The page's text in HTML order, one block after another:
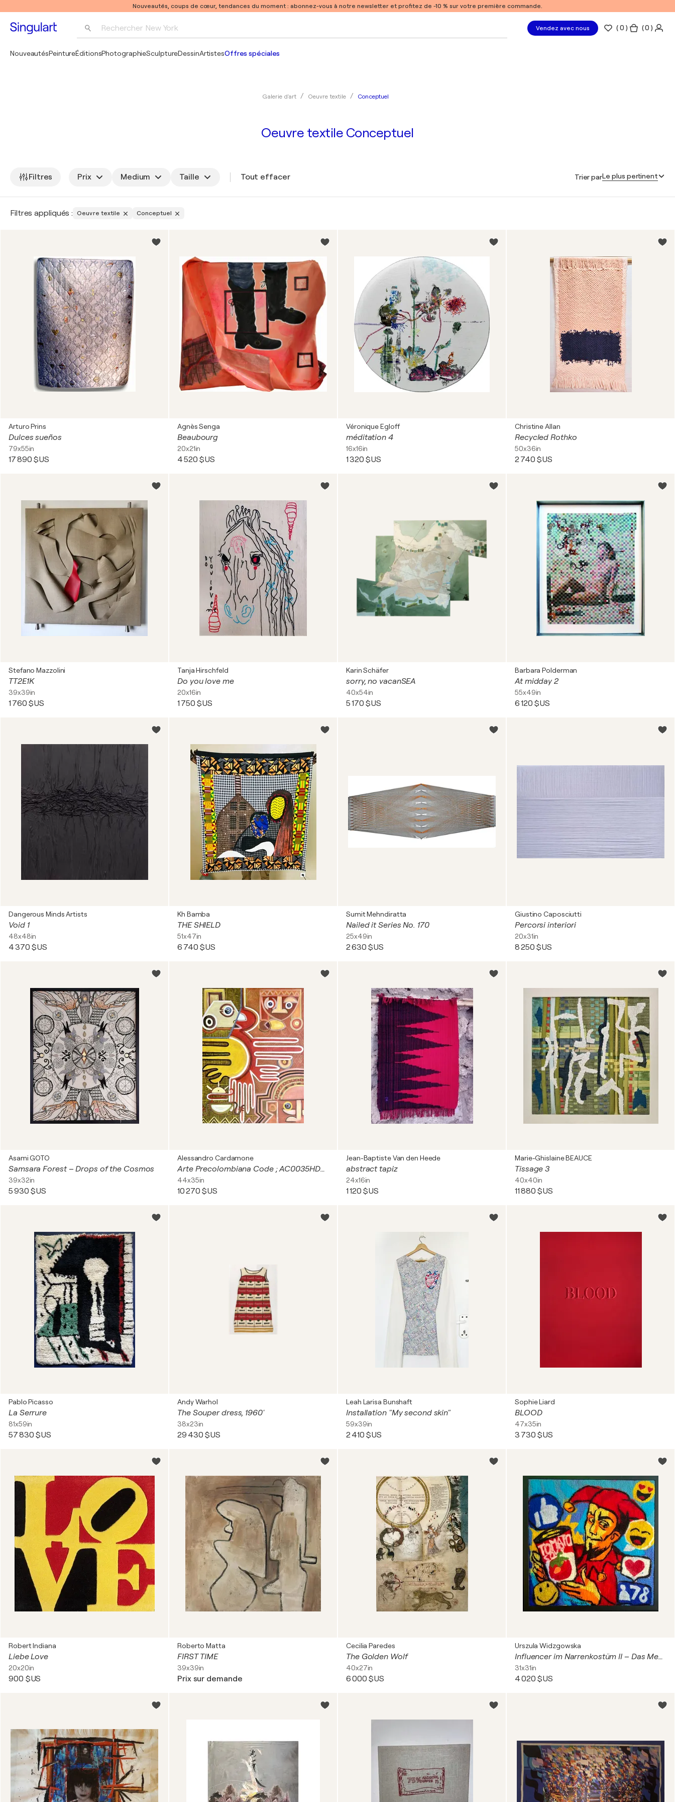
Nouveautés, coups de cœur, tendances du moment : abonnez-vous à notre newsletter et profitez de -10 % sur votre première commande.
Rechercher New York Vendez avec nous (0 ) ( 0 )
NouveautésPeintureÉditionsPhotographieSculptureDessinArtistesOffres spéciales
Galerie d'art Oeuvre textile Conceptuel
Oeuvre textile Conceptuel
Filtres Prix Medium Taille Tout effacer Trier parLe plus pertinent
Filtres appliqués : Oeuvre textile Conceptuel
Arturo Prins
Dulces sueños
79x55in
17 890 $US
Agnès Senga
Beaubourg
20x21in
4 520 $US
Véronique Egloff
méditation 4
16x16in
1 320 $US
Christine Allan
Recycled Rothko
50x36in
2 740 $US
Stefano Mazzolini
TT2E1K
39x39in
1 760 $US
Tanja Hirschfeld
Do you love me
20x16in
1 750 $US
Karin Schäfer
sorry, no vacanSEA
40x54in
5 170 $US
Barbara Polderman
At midday 2
55x49in
6 120 $US
Dangerous Minds Artists
Void 1
48x48in
4 370 $US
Kh Bamba
THE SHIELD
51x47in
6 740 $US
Sumit Mehndiratta
Nailed it Series No. 170
25x49in
2 630 $US
Giustino Caposciutti
Percorsi interiori
20x31in
8 250 $US
Asami GOTO
Samsara Forest – Drops of the Cosmos
39x32in
5 930 $US
Alessandro Cardamone
Arte Precolombiana Code ; AC0035HD3 - CHINA EDITION DIGITAL SIGNED
44x35in
10 270 $US
Jean-Baptiste Van den Heede
abstract tapiz
24x16in
1 120 $US
Marie-Ghislaine BEAUCE
Tissage 3
40x40in
11 880 $US
Pablo Picasso
La Serrure
81x59in
57 830 $US
Andy Warhol
The Souper dress, 1960'
38x23in
29 430 $US
Leah Larisa Bunshaft
Installation "My second skin"
59x39in
2 410 $US
Sophie Liard
BLOOD
47x35in
3 730 $US
Robert Indiana
Liebe Love
20x20in
900 $US
Roberto Matta
FIRST TIME
39x39in
Prix sur demande
Cecilia Paredes
The Golden Wolf
40x27in
6 000 $US
Urszula Widzgowska
Influencer im Narrenkostüm II – Das Medienspektakel
31x31in
4 020 $US